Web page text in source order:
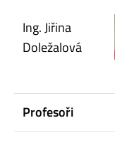
Ing. Jiřina
Doležalová
Profesoři